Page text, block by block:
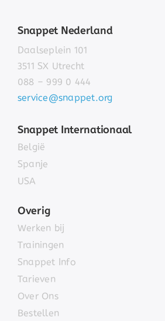
Snappet Nederland
Daalseplein 101
3511 SX Utrecht
088 – 999 0 444
service@snappet.org
Snappet Internationaal
België
Spanje
USA
Overig
Werken bij
Trainingen
Snappet Info
Tarieven
Over Ons
Bestellen